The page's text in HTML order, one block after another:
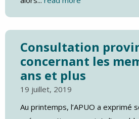
Consultation
concernant les
ans et plus
19 juillet, 2019
Au printemps, l’APUO a exprimé